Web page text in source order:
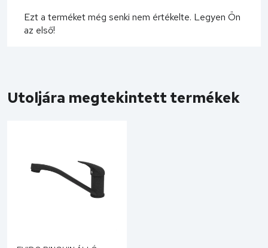
Ezt a terméket még senki nem értékelte. Legyen Ön
az első!
Utoljára megtekintett termékek